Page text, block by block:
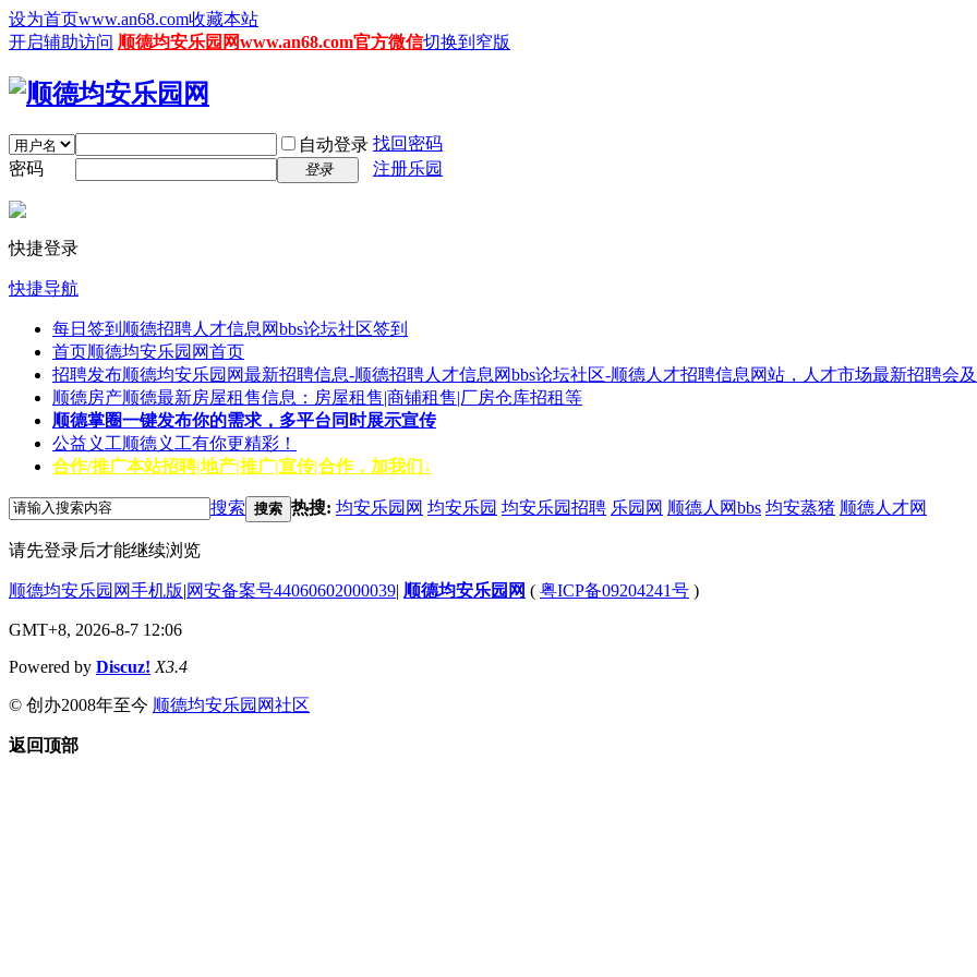
设为首页www.an68.com收藏本站
开启辅助访问 顺德均安乐园网www.an68.com官方微信切换到窄版
自动登录 找回密码
密码
登录 注册乐园
快捷登录
快捷导航
每日签到 顺德招聘人才信息网bbs论坛社区签到
首页顺德均安乐园网首页
招聘发布顺德均安乐园网最新招聘信息-顺德招聘人才信息网bbs论坛社区-顺德人才招聘信息网站，人才市场最新招聘会
顺德房产顺德最新房屋租售信息：房屋租售|商铺租售|厂房仓库招租等
顺德掌圈一键发布你的需求，多平台同时展示宣传
公益义工顺德义工有你更精彩！
合作/推广本站招聘|地产|推广|宣传|合作，加我们↓
搜索 搜索 热搜: 均安乐园网 均安乐园 均安乐园招聘 乐园网 顺德人网bbs 均安蒸猪 顺德人才网
请先登录后才能继续浏览
顺德均安乐园网手机版|网安备案号44060602000039| 顺德均安乐园网 ( 粤ICP备09204241号 )
GMT+8, 2026-8-7 12:06
Powered by Discuz! X3.4
© 创办2008年至今 顺德均安乐园网社区
返回顶部